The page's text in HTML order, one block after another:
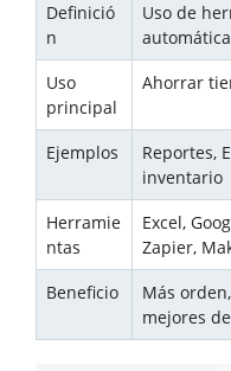
Definició
n
Uso de
Uso
principal
Ahorrar
Ejemplos
Reportes,
inventario
Herramie
ntas
Excel,
Zapier,
Beneficio
Más
mejores